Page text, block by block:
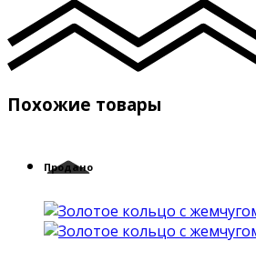
Похожие товары
Продано